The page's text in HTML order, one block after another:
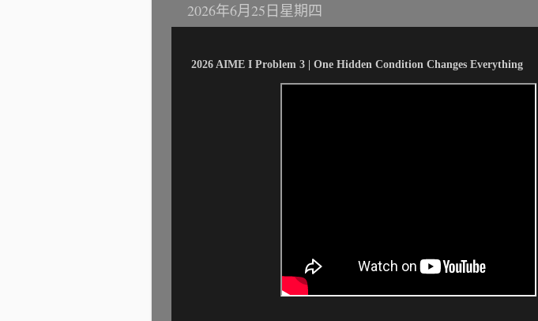
2026年6月25日星期四
2026 AIME I Problem 3 | One Hidden Condition Changes Everything